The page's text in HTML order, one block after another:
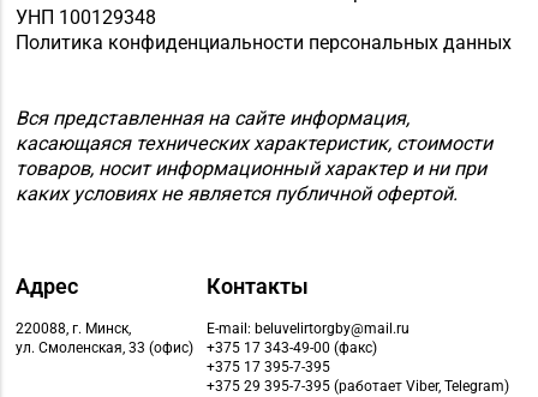
УНП 100129348
Политика конфиденциальности персональных данных
Вся представленная на сайте информация,
касающаяся технических характеристик, стоимости
товаров, носит информационный характер и ни при
каких условиях не является публичной офертой.
Адрес
220088, г. Минск,
ул. Смоленская, 33 (офис)
Контакты
E-mail: beluvelirtorgby@mail.ru
+375 17 343-49-00 (факс)
+375 17 395-7-395
+375 29 395-7-395 (работает Viber, Telegram)